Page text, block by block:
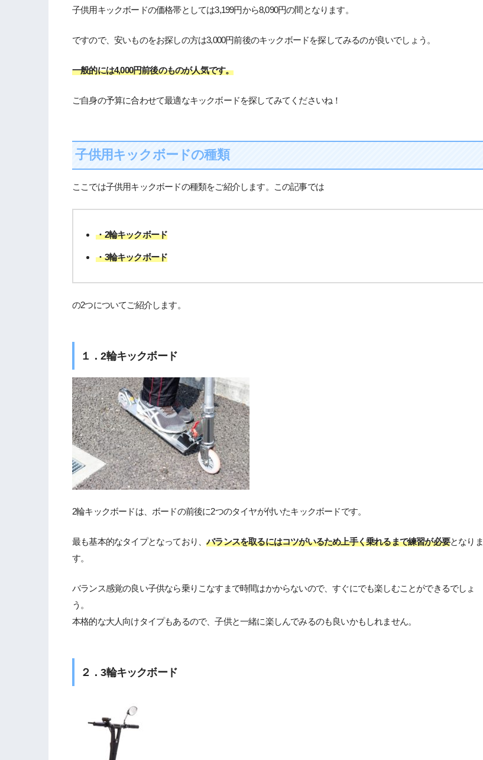
子供用キックボードの価格帯としては3,199円から8,090円の間となります。
ですので、安いものをお探しの方は3,000円前後のキックボードを探してみるのが良いでしょう。
一般的には4,000円前後のものが人気です。
ご自身の予算に合わせて最適なキックボードを探してみてくださいね！
子供用キックボードの種類
ここでは子供用キックボードの種類をご紹介します。この記事では
・2輪キックボード
・3輪キックボード
の2つについてご紹介します。
１．2輪キックボード
2輪キックボードは、ボードの前後に2つのタイヤが付いたキックボードです。
最も基本的なタイプとなっており、バランスを取るにはコツがいるため上手く乗れるまで練習が必要となりま
す。
バランス感覚の良い子供なら乗りこなすまで時間はかからないので、すぐにでも楽しむことができるでしょ
う。
本格的な大人向けタイプもあるので、子供と一緒に楽しんでみるのも良いかもしれません。
２．3輪キックボード